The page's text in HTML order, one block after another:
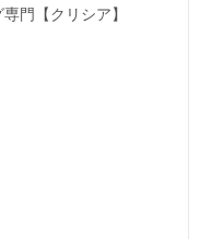
門【クリシア】